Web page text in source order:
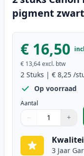
pigment
€ 16,50
€ 13,64excl. btw
2 Stuks | € 8,25 /
Op voorraad
Aantal
Gebruik de
− +
1
3 Jaar